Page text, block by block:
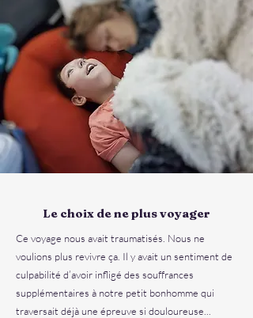
Le choix de ne plus voyager
Ce voyage nous avait traumatisés. Nous ne
voulions plus revivre ça. Il y avait un sentiment de
culpabilité d’avoir infligé des souffrances
supplémentaires à notre petit bonhomme qui
traversait déjà une épreuve si douloureuse...